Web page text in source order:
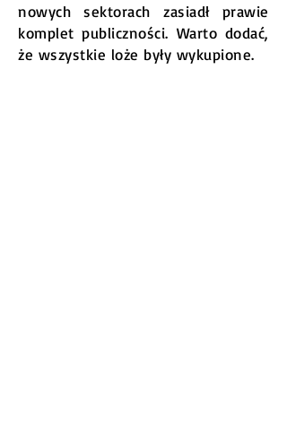
nowych sektorach zasiadł prawie
komplet publiczności. Warto dodać,
że wszystkie loże były wykupione.